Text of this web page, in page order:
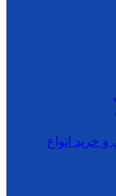
خرید انواع